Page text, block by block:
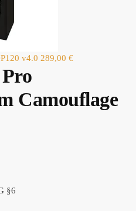
v4.0 289,00 €
Camouflage
§6